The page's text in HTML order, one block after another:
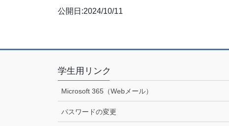
公開日:2024/10/11
学生用リンク
Microsoft 365（Webメール）
パスワードの変更